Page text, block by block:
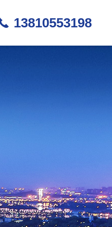
13810553198